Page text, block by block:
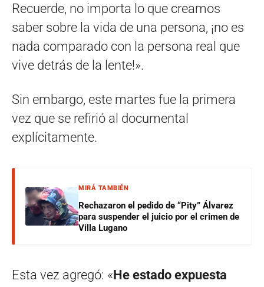
Recuerde, no importa lo que creamos
saber sobre la vida de una persona, ¡no es
nada comparado con la persona real que
vive detrás de la lente!».
Sin embargo, este martes fue la primera
vez que se refirió al documental
explícitamente.
MIRÁ TAMBIÉN
Rechazaron el pedido de “Pity” Álvarez
para suspender el juicio por el crimen de
Villa Lugano
Esta vez agregó: «He estado expuesta